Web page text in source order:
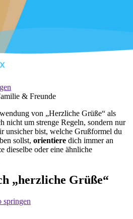
& Freunde
von „Herzliche Grüße“ als
nicht um strenge Regeln, sondern nur
unsicher bist, welche Grußformel du
sollst, orientiere dich immer an
dieselbe oder eine ähnliche
„herzliche Grüße“
springen